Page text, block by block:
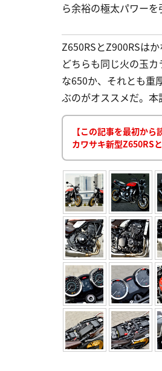
ら余裕の極太パワーを
Z650RSとZ900RSは
どちらも同じ火の玉
な650か、それとも重
ぶのがオススメだ。
【この記事を最初から
カワサキ新型Z650RS